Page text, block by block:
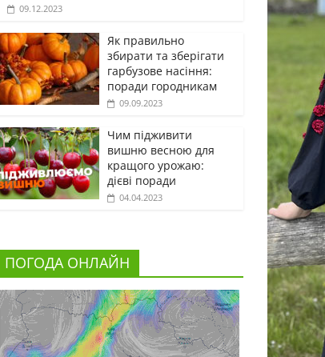
09.12.2023
Як правильно
збирати та зберігати
гарбузове насіння:
поради городникам
09.09.2023
Чим підживити
вишню весною для
кращого урожаю:
дієві поради
04.04.2023
ПОГОДА ОНЛАЙН